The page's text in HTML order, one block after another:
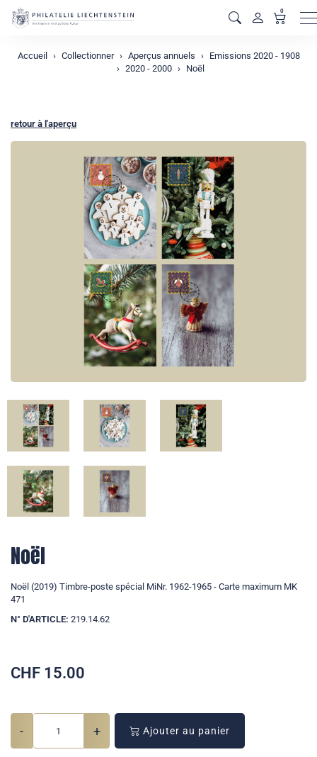
0
Accueil Collectionner Aperçus annuels
Emissions 2020 - 1908
2020 - 2000
Noël
retour à l'aperçu
Noël
Noël (2019) Timbre-poste spécial MiNr. 1962-1965 - Carte maximum MK
471
N° D'ARTICLE: 219.14.62
CHF 15.00
- + Ajouter au panier